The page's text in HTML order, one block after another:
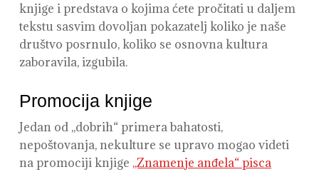
knjige i predstava o kojima ćete pročitati u daljem
tekstu sasvim dovoljan pokazatelj koliko je naše
društvo posrnulo, koliko se osnovna kultura
zaboravila, izgubila.
Promocija knjige
Jedan od ,,dobrih“ primera bahatosti,
nepoštovanja, nekulture se upravo mogao videti
na promociji knjige ,,Znamenje anđela“ pisca